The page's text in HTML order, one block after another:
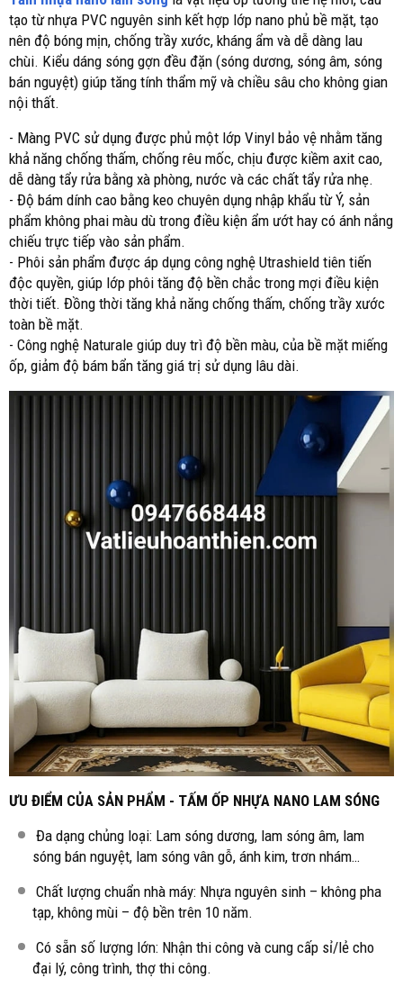
tạo từ nhựa PVC nguyên sinh kết hợp lớp nano phủ bề mặt, tạo
nên độ bóng mịn, chống trầy xước, kháng ẩm và dễ dàng lau
chùi. Kiểu dáng sóng gợn đều đặn (sóng dương, sóng âm, sóng
bán nguyệt) giúp tăng tính thẩm mỹ và chiều sâu cho không gian
nội thất.
- Màng PVC sử dụng được phủ một lớp Vinyl bảo vệ nhằm tăng
khả năng chống thấm, chống rêu mốc, chịu được kiềm axit cao,
dễ dàng tẩy rửa bằng xà phòng, nước và các chất tẩy rửa nhẹ.
- Độ bám dính cao bằng keo chuyên dụng nhập khẩu từ Ý, sản
phẩm không phai màu dù trong điều kiện ẩm ướt hay có ánh nắng
chiếu trực tiếp vào sản phẩm.
- Phôi sản phẩm được áp dụng công nghệ Utrashield tiên tiến
độc quyền, giúp lớp phôi tăng độ bền chắc trong mợi điều kiện
thời tiết. Đồng thời tăng khả năng chống thấm, chống trầy xước
toàn bề mặt.
- Công nghệ Naturale giúp duy trì độ bền màu, của bề mặt miếng
ốp, giảm độ bám bẩn tăng giá trị sử dụng lâu dài.
ƯU ĐIỂM CỦA SẢN PHẨM - TẤM ỐP NHỰA NANO LAM SÓNG
Đa dạng chủng loại: Lam sóng dương, lam sóng âm, lam
sóng bán nguyệt, lam sóng vân gỗ, ánh kim, trơn nhám…
Chất lượng chuẩn nhà máy: Nhựa nguyên sinh – không pha
tạp, không mùi – độ bền trên 10 năm.
Có sẵn số lượng lớn: Nhận thi công và cung cấp sỉ/lẻ cho
đại lý, công trình, thợ thi công.